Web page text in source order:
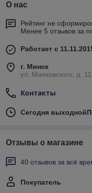
О нас
Рейтинг не
Менее 5 отзывов за
Работает с
г. Минск
ул. Маяковского, д.
Контакты
Сегодня выходной
Отзывы о магазине
40 отзывов за всё
Покупатель